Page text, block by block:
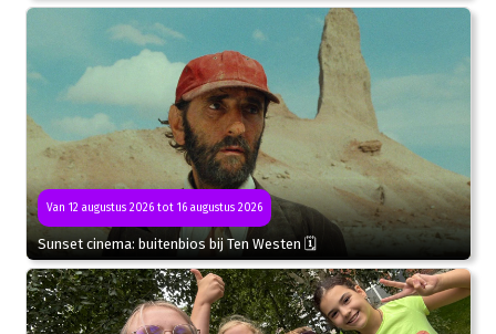
Van 12 augustus 2026 tot 16 augustus 2026
Sunset cinema: buitenbios bij Ten Westen 🗓